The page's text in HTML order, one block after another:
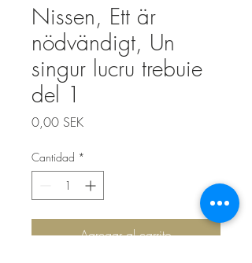
Nissen, Ett är
nödvändigt, Un
singur lucru trebuie
del 1
0,00 SEKPrecio
Cantidad *
Agregar al carrito